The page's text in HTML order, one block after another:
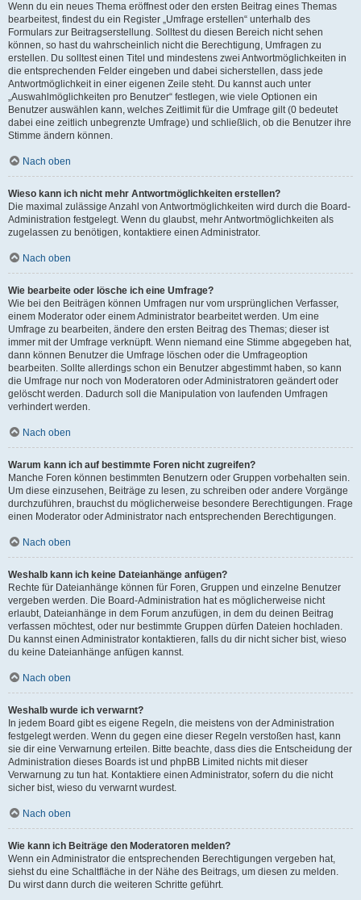
Wenn du ein neues Thema eröffnest oder den ersten Beitrag eines Themas
bearbeitest, findest du ein Register „Umfrage erstellen“ unterhalb des
Formulars zur Beitragserstellung. Solltest du diesen Bereich nicht sehen
können, so hast du wahrscheinlich nicht die Berechtigung, Umfragen zu
erstellen. Du solltest einen Titel und mindestens zwei Antwortmöglichkeiten in
die entsprechenden Felder eingeben und dabei sicherstellen, dass jede
Antwortmöglichkeit in einer eigenen Zeile steht. Du kannst auch unter
„Auswahlmöglichkeiten pro Benutzer“ festlegen, wie viele Optionen ein
Benutzer auswählen kann, welches Zeitlimit für die Umfrage gilt (0 bedeutet
dabei eine zeitlich unbegrenzte Umfrage) und schließlich, ob die Benutzer ihre
Stimme ändern können.
Nach oben
Wieso kann ich nicht mehr Antwortmöglichkeiten erstellen?
Die maximal zulässige Anzahl von Antwortmöglichkeiten wird durch die Board-
Administration festgelegt. Wenn du glaubst, mehr Antwortmöglichkeiten als
zugelassen zu benötigen, kontaktiere einen Administrator.
Nach oben
Wie bearbeite oder lösche ich eine Umfrage?
Wie bei den Beiträgen können Umfragen nur vom ursprünglichen Verfasser,
einem Moderator oder einem Administrator bearbeitet werden. Um eine
Umfrage zu bearbeiten, ändere den ersten Beitrag des Themas; dieser ist
immer mit der Umfrage verknüpft. Wenn niemand eine Stimme abgegeben hat,
dann können Benutzer die Umfrage löschen oder die Umfrageoption
bearbeiten. Sollte allerdings schon ein Benutzer abgestimmt haben, so kann
die Umfrage nur noch von Moderatoren oder Administratoren geändert oder
gelöscht werden. Dadurch soll die Manipulation von laufenden Umfragen
verhindert werden.
Nach oben
Warum kann ich auf bestimmte Foren nicht zugreifen?
Manche Foren können bestimmten Benutzern oder Gruppen vorbehalten sein.
Um diese einzusehen, Beiträge zu lesen, zu schreiben oder andere Vorgänge
durchzuführen, brauchst du möglicherweise besondere Berechtigungen. Frage
einen Moderator oder Administrator nach entsprechenden Berechtigungen.
Nach oben
Weshalb kann ich keine Dateianhänge anfügen?
Rechte für Dateianhänge können für Foren, Gruppen und einzelne Benutzer
vergeben werden. Die Board-Administration hat es möglicherweise nicht
erlaubt, Dateianhänge in dem Forum anzufügen, in dem du deinen Beitrag
verfassen möchtest, oder nur bestimmte Gruppen dürfen Dateien hochladen.
Du kannst einen Administrator kontaktieren, falls du dir nicht sicher bist, wieso
du keine Dateianhänge anfügen kannst.
Nach oben
Weshalb wurde ich verwarnt?
In jedem Board gibt es eigene Regeln, die meistens von der Administration
festgelegt werden. Wenn du gegen eine dieser Regeln verstoßen hast, kann
sie dir eine Verwarnung erteilen. Bitte beachte, dass dies die Entscheidung der
Administration dieses Boards ist und phpBB Limited nichts mit dieser
Verwarnung zu tun hat. Kontaktiere einen Administrator, sofern du die nicht
sicher bist, wieso du verwarnt wurdest.
Nach oben
Wie kann ich Beiträge den Moderatoren melden?
Wenn ein Administrator die entsprechenden Berechtigungen vergeben hat,
siehst du eine Schaltfläche in der Nähe des Beitrags, um diesen zu melden.
Du wirst dann durch die weiteren Schritte geführt.